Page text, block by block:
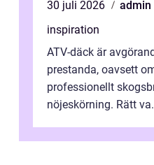
30 juli 2026
admin
inspiration
ATV-däck är
prestanda, oavsett
professionellt
nöjeskörning. Rätt